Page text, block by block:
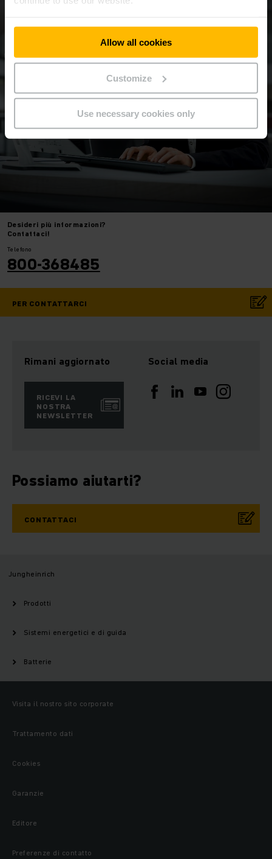
Allow all cookies
Customize
Use necessary cookies only
Desideri più informazioni?
Contattaci!
Telefono
800-368485
PER CONTATTARCI
Rimani aggiornato
RICEVI LA
NOSTRA
NEWSLETTER
Social media
Possiamo aiutarti?
CONTATTACI
Jungheinrich
Prodotti
Sistemi energetici e di guida
Batterie
Visita il nostro sito corporate
Trattamento dati
Cookies
Garanzie
Editore
Preferenze di contatto